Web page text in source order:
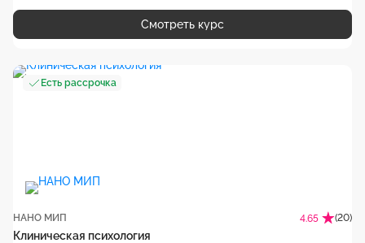
Смотреть курс
Есть рассрочка
НАНО МИП 4.65 (20)
Клиническая психология